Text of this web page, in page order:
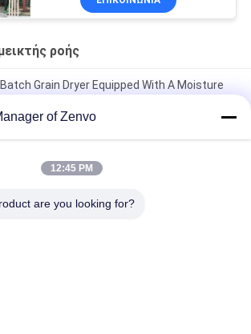
ροής
Grain Dryer Equipped With A Moisture
30 τόνων χωρίς οξυγόνο L, απλή
αγροτικό στεγνωτήρα.
Recirculating Grain Dryer With Intelligent
of Zenvo
12:45 PM
are you looking for?